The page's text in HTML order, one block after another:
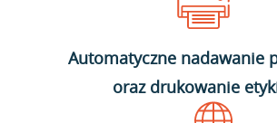
Automatyczne nadawanie
oraz drukowanie